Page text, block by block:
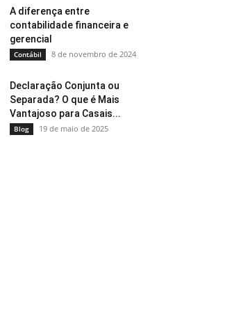
A diferença entre
contabilidade financeira e
gerencial
Contábil 8 de novembro de 2024
Declaração Conjunta ou
Separada? O que é Mais
Vantajoso para Casais...
Blog 19 de maio de 2025